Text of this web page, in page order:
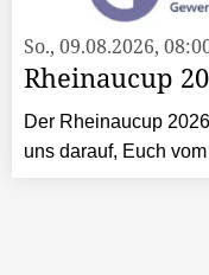
So., 09.08.2026,
Rheinaucup
Der Rheinaucup
uns darauf, Euch